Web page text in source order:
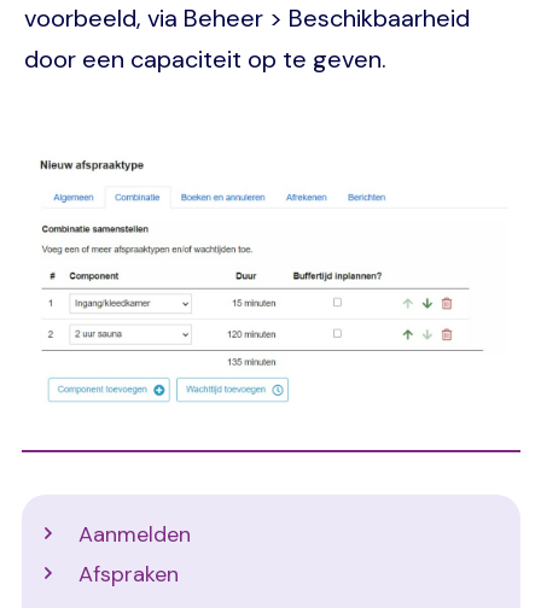
voorbeeld, via Beheer > Beschikbaarheid
door een capaciteit op te geven.
Image
Aanmelden
Afspraken